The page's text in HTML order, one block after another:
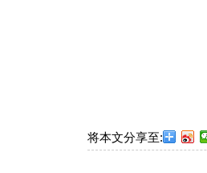
将本文分享至: